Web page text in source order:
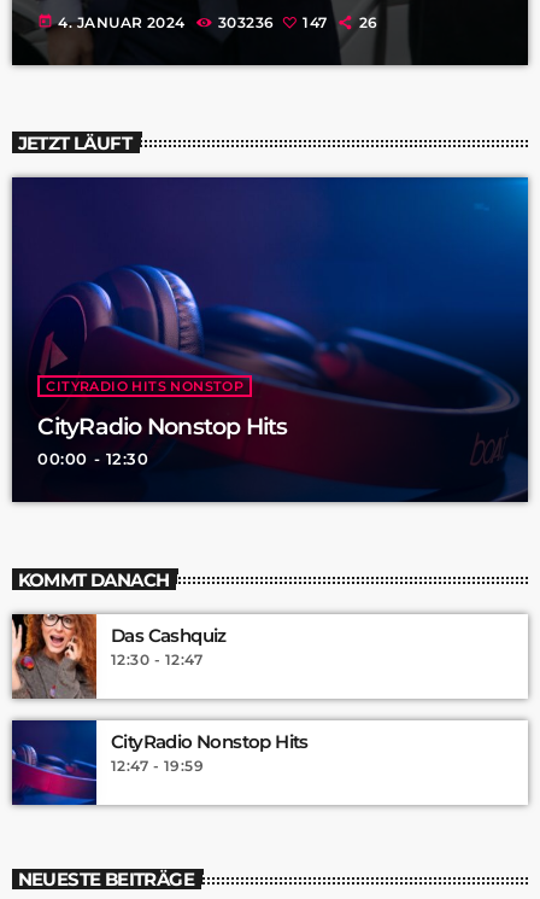
today 4. JANUAR 2024 303236 147 26
JETZT LÄUFT
CITYRADIO HITS NONSTOP
CityRadio Nonstop Hits
00:00 - 12:30
KOMMT DANACH
Das Cashquiz
12:30 - 12:47
CityRadio Nonstop Hits
12:47 - 19:59
NEUESTE BEITRÄGE